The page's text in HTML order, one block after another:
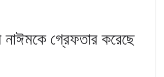
নাঈমকে গ্রেফতার করেছে